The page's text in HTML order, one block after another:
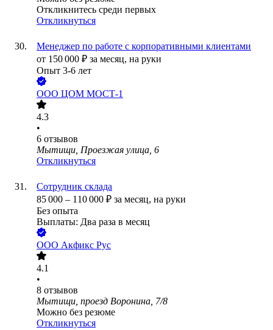
Откликнитесь среди первых
Откликнуться
Менеджер по работе с корпоративными клиентами
от 150 000 ₽ за месяц, на руки
Опыт 3-6 лет
ООО ЦОМ МОСТ-1
4.3
•
6 отзывов
Мытищи, Проезжая улица, 6
Откликнуться
Сотрудник склада
85 000 – 110 000 ₽ за месяц, на руки
Без опыта
Выплаты: Два раза в месяц
ООО Акфикс Рус
4.1
•
8 отзывов
Мытищи, проезд Воронина, 7/8
Можно без резюме
Откликнуться